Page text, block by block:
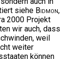
siehe Bidmon,
2000 Projekt
wir auch, dass
weil
weiter
können